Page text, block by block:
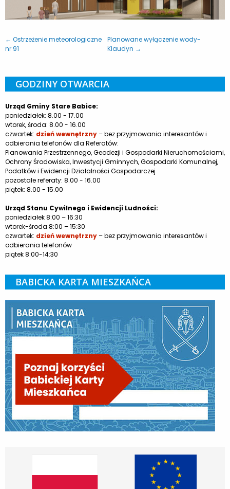
← Ostrzeżenie meteorologiczne
nr 91
Planowane wyłączenie wody-
Klaudyn →
GODZINY OTWARCIA
Urząd Gminy Stare Babice:
poniedziałek: 8.00 - 17.00
wtorek, środa: 8.00 - 16.00
czwartek: dzień wewnętrzny– bez przyjmowania interesantów i
odbierania telefonów dla Referatów:
Planowania Przestrzennego, Geodezji i Gospodarki Nieruchomościami,
Ochrony Środowiska, Inwestycji Gminnych, Gospodarki Komunalnej,
Podatków i Ewidencji Działalności Gospodarczej
pozostałe referaty: 8.00 - 16.00
piątek: 8.00 - 15.00
Urząd Stanu Cywilnego i Ewidencji Ludności:
poniedziałek 8:00 – 16:30
wtorek-środa 8:00 – 15:30
czwartek: dzień wewnętrzny– bez przyjmowania interesantów i
odbierania telefonów
piątek 8:00-14:30
BABICKA KARTA MIESZKAŃCA